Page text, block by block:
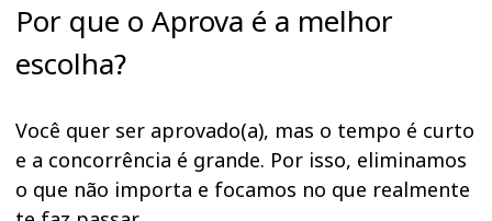
Por que o Aprova é a melhor
escolha?
Você quer ser aprovado(a), mas o tempo é curto
e a concorrência é grande. Por isso, eliminamos
o que não importa e focamos no que realmente